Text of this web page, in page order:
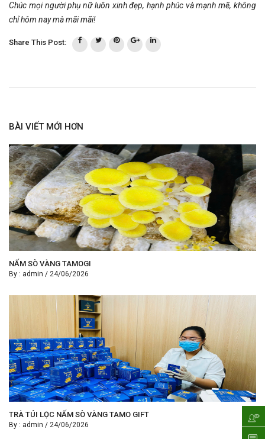
Chúc mọi người phụ nữ luôn xinh đẹp, hạnh phúc và mạnh mẽ, không
chỉ hôm nay mà mãi mãi!
Share This Post:
BÀI VIẾT MỚI HƠN
NẤM SÒ VÀNG TAMOGI
By : admin / 24/06/2026
TRÀ TÚI LỌC NẤM SÒ VÀNG TAMO GIFT
By : admin / 24/06/2026